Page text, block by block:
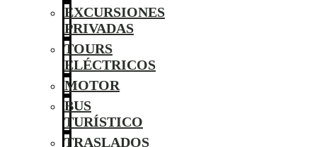
EXCURSIONES
PRIVADAS
TOURS
ELÉCTRICOS
MOTOR
BUS
TURÍSTICO
TRASLADOS